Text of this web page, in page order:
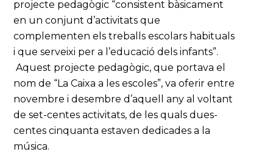
projecte pedagògic “consistent bàsicament
en un conjunt d’activitats que
complementen els treballs escolars habituals
i que serveixi per a l’educació dels infants”.
Aquest projecte pedagògic, que portava el
nom de “La Caixa a les escoles”, va oferir entre
novembre i desembre d’aquell any al voltant
de set-centes activitats, de les quals dues-
centes cinquanta estaven dedicades a la
música.